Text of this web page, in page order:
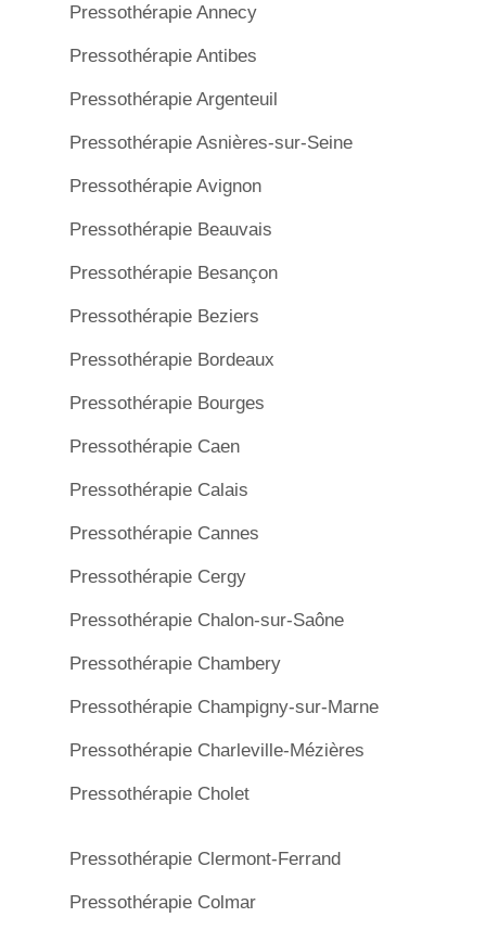
Pressothérapie Annecy
Pressothérapie Antibes
Pressothérapie Argenteuil
Pressothérapie Asnières-sur-Seine
Pressothérapie Avignon
Pressothérapie Beauvais
Pressothérapie Besançon
Pressothérapie Beziers
Pressothérapie Bordeaux
Pressothérapie Bourges
Pressothérapie Caen
Pressothérapie Calais
Pressothérapie Cannes
Pressothérapie Cergy
Pressothérapie Chalon-sur-Saône
Pressothérapie Chambery
Pressothérapie Champigny-sur-Marne
Pressothérapie Charleville-Mézières
Pressothérapie Cholet
Pressothérapie Clermont-Ferrand
Pressothérapie Colmar